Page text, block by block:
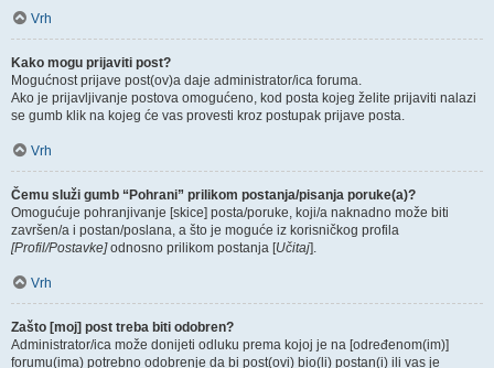
Vrh
Kako mogu prijaviti post?
Mogućnost prijave post(ov)a daje administrator/ica foruma.
Ako je prijavljivanje postova omogućeno, kod posta kojeg želite prijaviti nalazi
se gumb klik na kojeg će vas provesti kroz postupak prijave posta.
Vrh
Čemu služi gumb “Pohrani” prilikom postanja/pisanja poruke(a)?
Omogućuje pohranjivanje [skice] posta/poruke, koji/a naknadno može biti
završen/a i postan/poslana, a što je moguće iz korisničkog profila
[Profil/Postavke]odnosno prilikom postanja [Učitaj].
Vrh
Zašto [moj] post treba biti odobren?
Administrator/ica može donijeti odluku prema kojoj je na [određenom(im)]
forumu(ima) potrebno odobrenje da bi post(ovi) bio(li) postan(i) ili vas je